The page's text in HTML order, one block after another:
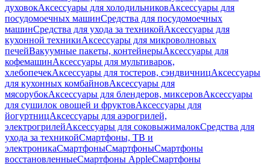
духовокАксессуары для холодильниковАксессуары для
посудомоечных машинСредства для посудомоечных
машинСредства для ухода за техникойАксессуары для
кухонной техникиАксессуары для микроволновых
печейВакуумные пакеты, контейнерыАксессуары для
кофемашинАксессуары для мультиварок,
хлебопечекАксессуары для тостеров, сэндвичницАксессуары
для кухонных комбайновАксессуары для
мясорубокАксессуары для блендеров, миксеровАксессуары
для сушилок овощей и фруктовАксессуары для
йогуртницАксессуары для аэрогрилей,
электрогрилейАксессуары для соковыжималокСредства для
ухода за техникойСмартфоны, ТВ и
электроникаСмартфоныСмартфоныСмартфоны
восстановленныеСмартфоны AppleСмартфоны